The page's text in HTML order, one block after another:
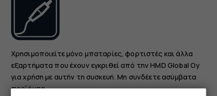
Χρησιμοποιείτε μόνο μπαταρίες, φορτιστές και άλλα
εξαρτήματα που έχουν εγκριθεί από την HMD Global Oy
για χρήση με αυτήν τη συσκευή. Μη συνδέετε ασύμβατα
προϊόντα.